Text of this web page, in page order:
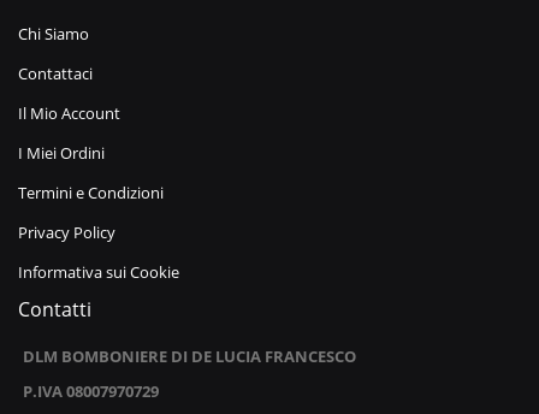
Chi Siamo
Contattaci
Il Mio Account
I Miei Ordini
Termini e Condizioni
Privacy Policy
Informativa sui Cookie
Contatti
DLM BOMBONIERE DI DE LUCIA FRANCESCO
P.IVA 08007970729